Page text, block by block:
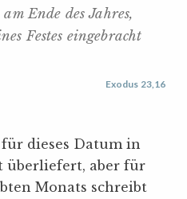
Ende des Jahres,
Festes eingebracht
Exodus 23,16
dieses Datum in
überliefert, aber für
Monats schreibt